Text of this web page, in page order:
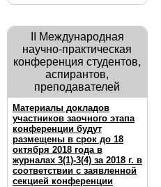
II Международная
научно-практическая
конференция студентов,
аспирантов,
преподавателей
Материалы докладов
участников заочного этапа
конференции будут
размещены в срок до 18
октября 2018 года в
журналах 3(1)-3(4) за 2018 г. в
соответствии с заявленной
секцией конференции